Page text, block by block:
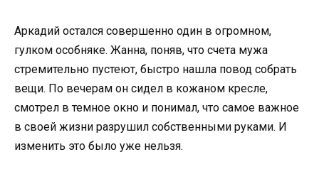
Аркадий остался совершенно один в огромном,
гулком особняке. Жанна, поняв, что счета мужа
стремительно пустеют, быстро нашла повод собрать
вещи. По вечерам он сидел в кожаном кресле,
смотрел в темное окно и понимал, что самое важное
в своей жизни разрушил собственными руками. И
изменить это было уже нельзя.